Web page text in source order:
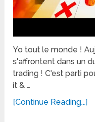
Yo tout le monde !
s'affrontent dans un
trading ! C'est parti
it & …
[Continue Reading...]